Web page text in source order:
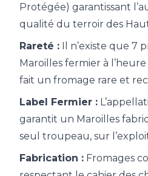
Protégée) garantissant
qualité du terroir des
Rareté : Il n’existe que 7
Maroilles fermier à
fait un fromage rare et
Label Fermier :
garantit un Maroilles
seul troupeau, sur
Fabrication : Fromages